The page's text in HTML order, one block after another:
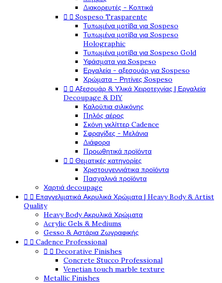
Διακορευτές - Κοπτικά
  Sospeso Trasparente
Τυπωμένα μοτίβα για Sospeso
Τυπωμένα μοτίβα για Sospeso
Holographic
Τυπωμένα μοτίβα για Sospeso Gold
Υφάσματα για Sospeso
Εργαλεία - αξεσουάρ για Sospeso
Χρώματα - Ρητίνες Sospeso
  Αξεσουάρ & Υλικά Χειροτεχνίας | Εργαλεία
Decoupage & DIY
Καλούπια σιλικόνης
Πηλός αέρος
Σκόνη γκλίττερ Cadence
Σφραγίδες - Μελάνια
Διάφορα
Προωθητικά προϊόντα
  Θεματικές κατηγορίες
Χριστουγεννιάτικα προϊόντα
Πασχαλινά προϊόντα
Χαρτιά decoupage
  Επαγγελματικά Ακρυλικά Χρώματα | Heavy Body & Artist
Quality
Heavy Body Ακρυλικά Χρώματα
Acrylic Gels & Mediums
Gesso & Αστάρια Ζωγραφικής
  Cadence Professional
  Decorative Finishes
Concrete Stucco Professional
Venetian touch marble texture
Metallic Finishes